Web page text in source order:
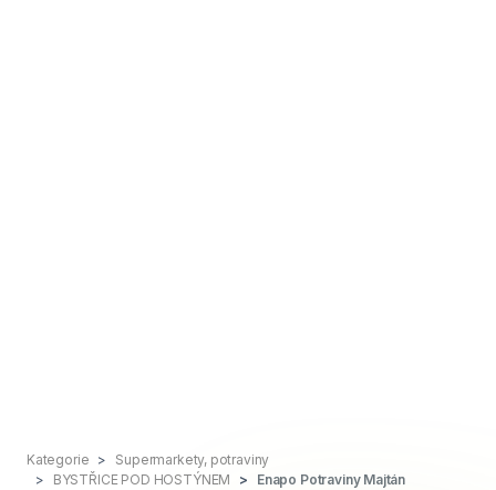
Kategorie
Supermarkety, potraviny
BYSTŘICE POD HOSTÝNEM
Enapo Potraviny Majtán